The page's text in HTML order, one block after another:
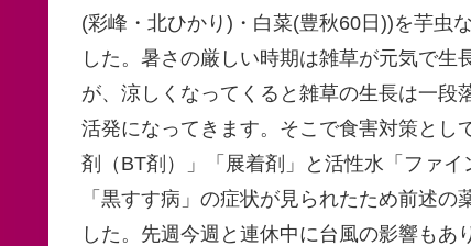
(彩峰・北ひかり)・白菜(豊秋60日))を芋虫
した。暑さの厳しい時期は雑草が元気で
が、涼しくなってくると雑草の生長は一段
活発になってきます。そこで食害対策とし
剤（BT剤）」「展着剤」と活性水「ファ
「黒すす病」の症状が見られたため前述
した。先週今週と連休中に台風の影響もあ